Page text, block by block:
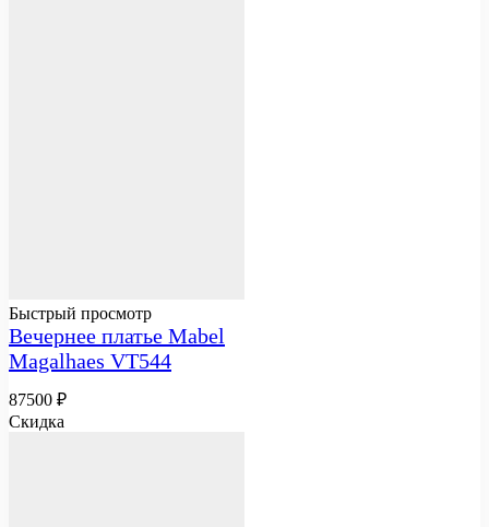
Быстрый просмотр
Вечернее платье Mabel
Magalhaes VT544
87500 ₽
Скидка